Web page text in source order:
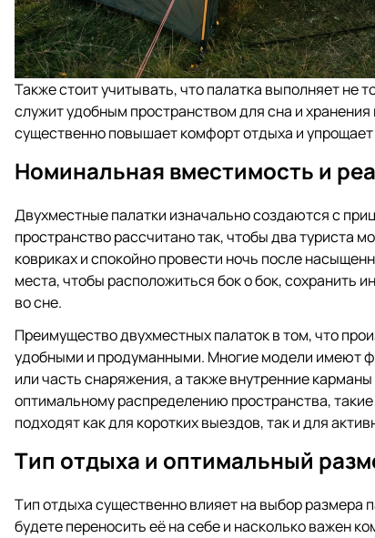
Также стоит учитывать, что палатка выполняет не
служит удобным пространством для сна и
существенно повышает комфорт отдыха и
Номинальная вместимость и
Двухместные палатки изначально создаются с
пространство рассчитано так, чтобы два туриста
ковриках и спокойно провести ночь после
места, чтобы расположиться бок о бок, сохранить
во сне.
Преимущество двухместных палаток в том, что
удобными и продуманными. Многие модели имеют
или часть снаряжения, а также внутренние
оптимальному распределению пространства,
подходят как для коротких выездов, так и для
Тип отдыха и оптимальный
Тип отдыха существенно влияет на выбор размера
будете переносить её на себе и насколько важен